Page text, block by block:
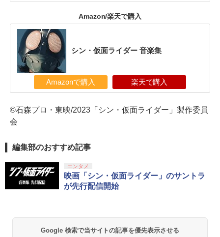
Amazon/楽天で購入
シン・仮面ライダー 音楽集
Amazonで購入 楽天で購入
©石森プロ・東映/2023「シン・仮面ライダー」製作委員
会
編集部のおすすめ記事
エンタメ
映画「シン・仮面ライダー」のサントラ
が先行配信開始
Google 検索で当サイトの記事を優先表示させる